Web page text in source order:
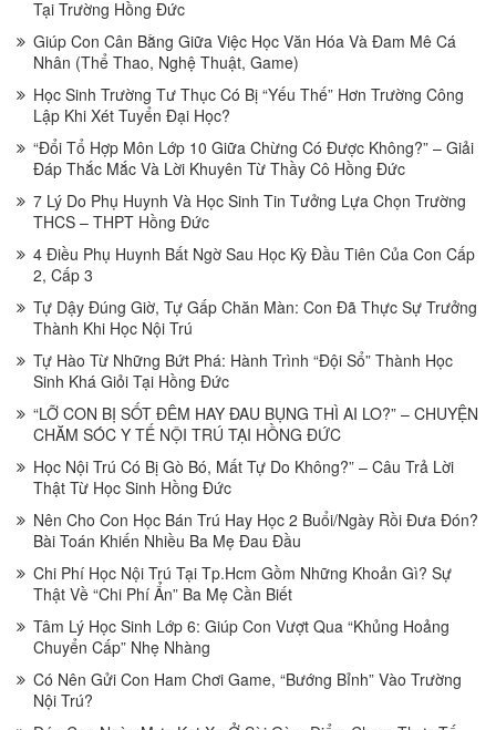
Tại Trường Hồng Đức
Giúp Con Cân Bằng Giữa Việc Học Văn Hóa Và Đam Mê Cá
Nhân (Thể Thao, Nghệ Thuật, Game)
Học Sinh Trường Tư Thục Có Bị “Yếu Thế” Hơn Trường Công
Lập Khi Xét Tuyển Đại Học?
“Đổi Tổ Hợp Môn Lớp 10 Giữa Chừng Có Được Không?” – Giải
Đáp Thắc Mắc Và Lời Khuyên Từ Thầy Cô Hồng Đức
7 Lý Do Phụ Huynh Và Học Sinh Tin Tưởng Lựa Chọn Trường
THCS – THPT Hồng Đức
4 Điều Phụ Huynh Bất Ngờ Sau Học Kỳ Đầu Tiên Của Con Cấp
2, Cấp 3
Tự Dậy Đúng Giờ, Tự Gấp Chăn Màn: Con Đã Thực Sự Trưởng
Thành Khi Học Nội Trú
Tự Hào Từ Những Bứt Phá: Hành Trình “Đội Sổ” Thành Học
Sinh Khá Giỏi Tại Hồng Đức
“LỠ CON BỊ SỐT ĐÊM HAY ĐAU BỤNG THÌ AI LO?” – CHUYỆN
CHĂM SÓC Y TẾ NỘI TRÚ TẠI HỒNG ĐỨC
Học Nội Trú Có Bị Gò Bó, Mất Tự Do Không?” – Câu Trả Lời
Thật Từ Học Sinh Hồng Đức
Nên Cho Con Học Bán Trú Hay Học 2 Buổi/Ngày Rồi Đưa Đón?
Bài Toán Khiến Nhiều Ba Mẹ Đau Đầu
Chi Phí Học Nội Trú Tại Tp.Hcm Gồm Những Khoản Gì? Sự
Thật Về “Chi Phí Ẩn” Ba Mẹ Cần Biết
Tâm Lý Học Sinh Lớp 6: Giúp Con Vượt Qua “Khủng Hoảng
Chuyển Cấp” Nhẹ Nhàng
Có Nên Gửi Con Ham Chơi Game, “Bướng Bỉnh” Vào Trường
Nội Trú?